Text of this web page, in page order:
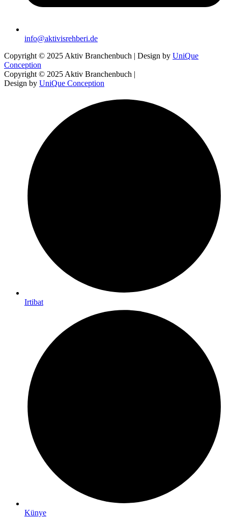
info@aktivisrehberi.de
Copyright © 2025 Aktiv Branchenbuch | Design by UniQue
Conception
Copyright © 2025 Aktiv Branchenbuch |
Design by UniQue Conception
Irtibat
Künye